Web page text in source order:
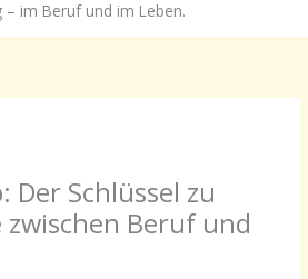
– im Beruf und im Leben.
Der Schlüssel zu
zwischen Beruf und